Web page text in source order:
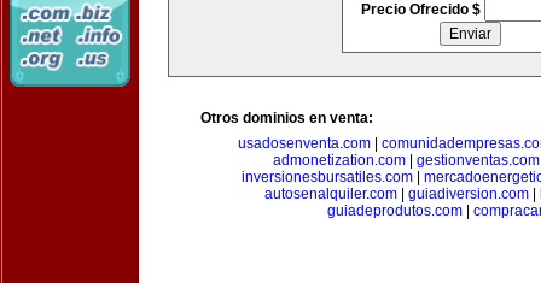
Precio Ofrecido $
Otros dominios en venta:
usadosenventa.com|
admonetization.com| gestionventas.com
inversionesbursatiles.com|
autosenalquiler.com| guiadiversion.com|
guiadeprodutos.com|